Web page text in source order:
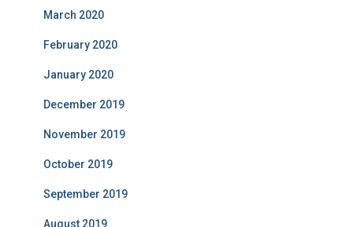
March 2020
February 2020
January 2020
December 2019
November 2019
October 2019
September 2019
August 2019